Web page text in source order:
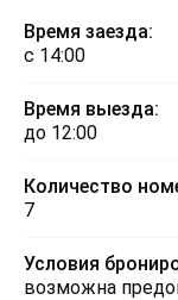
Время заезда:
с 14:00
Время выезда:
до 12:00
Количество
7
Условия
возможна